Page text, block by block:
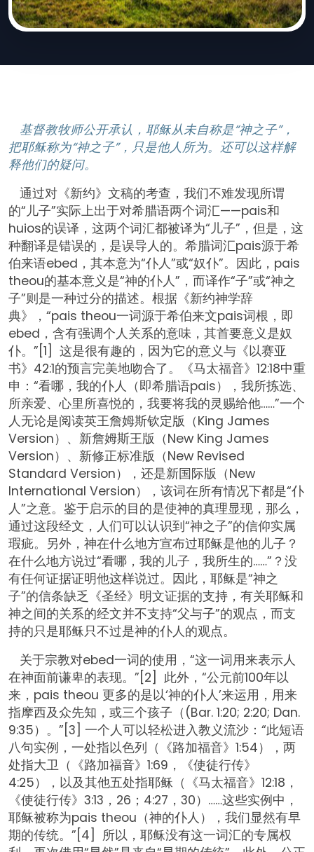
基督教牧师公开承认，耶稣从未自称是“神之子”，
把耶稣称为“神之子”，只是他人所为。还可以这样解
释他们的疑问。
通过对《新约》文稿的考查，我们不难发现所谓
的“儿子”实际上出于对希腊语两个词汇——pais和
huios的误译，这两个词汇都被译为“儿子”，但是，这
种翻译是错误的，是误导人的。希腊词汇pais源于希
伯来语ebed，其本意为“仆人”或“奴仆”。因此，pais
theou的基本意义是“神的仆人”，而译作“子”或“神之
子”则是一种过分的描述。根据《新约神学辞
典》，“pais theou一词源于希伯来文pais词根，即
ebed，含有强调个人关系的意味，其首要意义是奴
仆。”[1] 这是很有趣的，因为它的意义与《以赛亚
书》42:1的预言完美地吻合了。《马太福音》12:18中重
申：“看哪，我的仆人（即希腊语pais），我所拣选、
所亲爱、心里所喜悦的，我要将我的灵赐给他……”一个
人无论是阅读英王詹姆斯钦定版（King James
Version）、新詹姆斯王版（New King James
Version）、新修正标准版（New Revised
Standard Version），还是新国际版（New
International Version），该词在所有情况下都是“仆
人”之意。鉴于启示的目的是使神的真理显现，那么，
通过这段经文，人们可以认识到“神之子”的信仰实属
瑕疵。另外，神在什么地方宣布过耶稣是他的儿子？
在什么地方说过“看哪，我的儿子，我所生的……”？没
有任何证据证明他这样说过。因此，耶稣是“神之
子”的信条缺乏《圣经》明文证据的支持，有关耶稣和
神之间的关系的经文并不支持“父与子”的观点，而支
持的只是耶稣只不过是神的仆人的观点。
关于宗教对ebed一词的使用，“这一词用来表示人
在神面前谦卑的表现。”[2] 此外，“公元前100年以
来，pais theou 更多的是以‘神的仆人’来运用，用来
指摩西及众先知，或三个孩子（(Bar. 1:20; 2:20; Dan.
9:35）。”[3] 一个人可以轻松进入教义流沙：“此短语
八句实例，一处指以色列（《路加福音》1:54），两
处指大卫（《路加福音》1:69，《使徒行传》
4:25），以及其他五处指耶稣（《马太福音》12:18，
《使徒行传》3:13，26；4:27，30）……这些实例中，
耶稣被称为pais theou（神的仆人），我们显然有早
期的传统。”[4] 所以，耶稣没有这一词汇的专属权